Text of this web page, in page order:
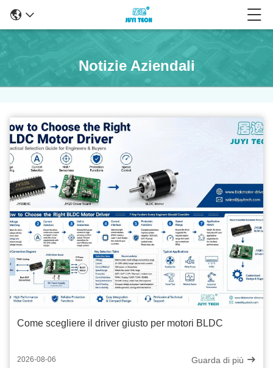
Notizie Aziendali
Come scegliere il driver giusto per motori BLDC
2026-08-06 Guarda di più